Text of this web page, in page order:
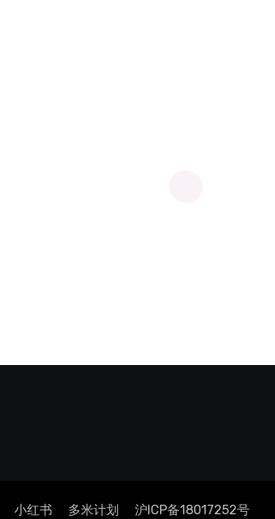
小红书 多米计划 沪ICP备18017252号